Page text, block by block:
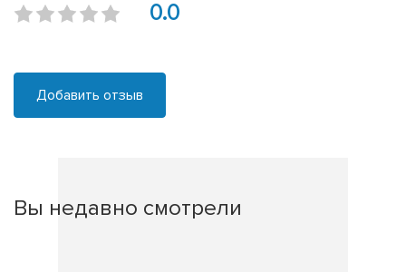
0.0
Добавить отзыв
Вы недавно смотрели